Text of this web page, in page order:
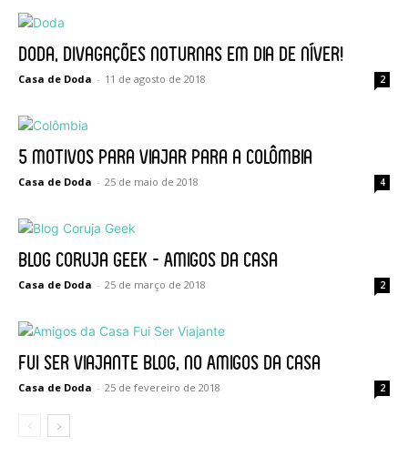
Doda, divagações noturnas em dia de níver!
Casa de Doda - 11 de agosto de 2018 2
5 motivos para viajar para a Colômbia
Casa de Doda - 25 de maio de 2018 4
Blog Coruja Geek – Amigos da Casa
Casa de Doda - 25 de março de 2018 2
Fui Ser Viajante Blog, no Amigos da Casa
Casa de Doda - 25 de fevereiro de 2018 2